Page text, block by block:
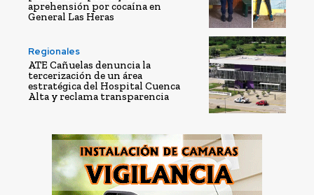
aprehensión por cocaína en
General Las Heras
Regionales
ATE Cañuelas denuncia la
tercerización de un área
estratégica del Hospital Cuenca
Alta y reclama transparencia